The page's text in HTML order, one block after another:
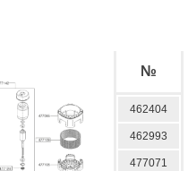
№
462404
462993
477071